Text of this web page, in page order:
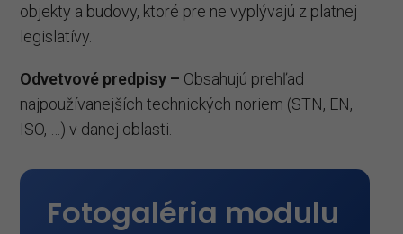
objekty a budovy, ktoré pre ne vyplývajú z platnej
legislatívy.
Odvetvové predpisy – Obsahujú prehľad
najpoužívanejších technických noriem (STN, EN,
ISO, …) v danej oblasti.
Fotogaléria modulu